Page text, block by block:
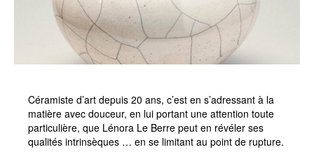
Céramiste d’art depuis 20 ans, c’est en s’adressant à la
matière avec douceur, en lui portant une attention toute
particulière, que Lénora Le Berre peut en révéler ses
qualités intrinsèques … en se limitant au point de rupture.